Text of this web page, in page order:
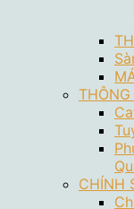
CHÍNH